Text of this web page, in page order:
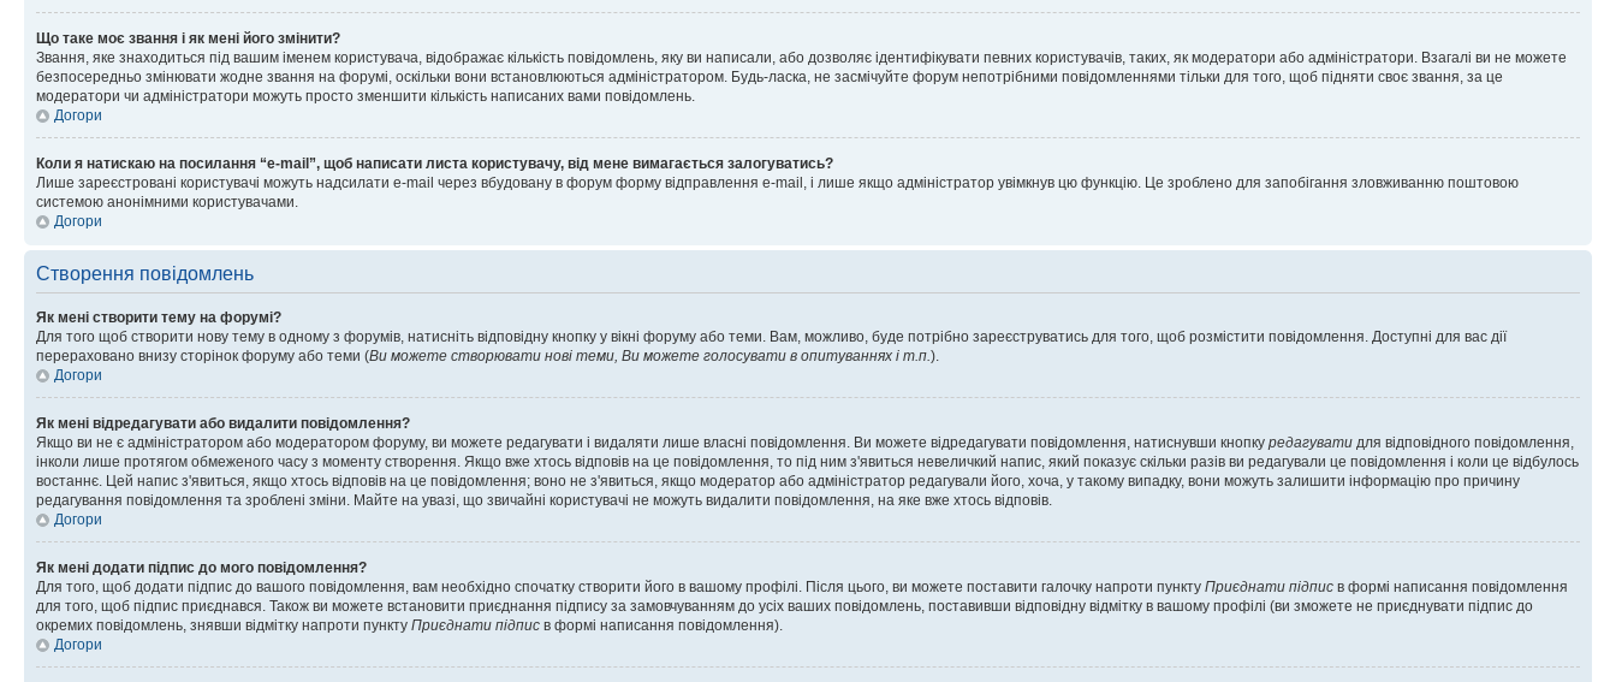
Що таке моє звання і як мені його змінити?
Звання, яке знаходиться під вашим іменем користувача, відображає кількість повідомлень, яку ви написали, або дозволяє ідентифікувати певних користувачів, таких, як модератори або адміністратори. Взагалі ви не можете
безпосередньо змінювати жодне звання на форумі, оскільки вони встановлюються адміністратором. Будь-ласка, не засмічуйте форум непотрібними повідомленнями тільки для того, щоб підняти своє звання, за це
модератори чи адміністратори можуть просто зменшити кількість написаних вами повідомлень.
Догори
Коли я натискаю на посилання “e-mail”, щоб написати листа користувачу, від мене вимагається залогуватись?
Лише зареєстровані користувачі можуть надсилати e-mail через вбудовану в форум форму відправлення e-mail, і лише якщо адміністратор увімкнув цю функцію. Це зроблено для запобігання зловживанню поштовою
системою анонімними користувачами.
Догори
Створення повідомлень
Як мені створити тему на форумі?
Для того щоб створити нову тему в одному з форумів, натисніть відповідну кнопку у вікні форуму або теми. Вам, можливо, буде потрібно зареєструватись для того, щоб розмістити повідомлення. Доступні для вас дії
перераховано внизу сторінок форуму або теми (Ви можете створювати нові теми, Ви можете голосувати в опитуваннях і т.п. ).
Догори
Як мені відредагувати або видалити повідомлення?
Якщо ви не є адміністратором або модератором форуму, ви можете редагувати і видаляти лише власні повідомлення. Ви можете відредагувати повідомлення, натиснувши кнопку редагувати для відповідного повідомлення,
інколи лише протягом обмеженого часу з моменту створення. Якщо вже хтось відповів на це повідомлення, то під ним з'явиться невеличкий напис, який показує скільки разів ви редагували це повідомлення і коли це відбулось
востаннє. Цей напис з'явиться, якщо хтось відповів на це повідомлення; воно не з'явиться, якщо модератор або адміністратор редагували його, хоча, у такому випадку, вони можуть залишити інформацію про причину
редагування повідомлення та зроблені зміни. Майте на увазі, що звичайні користувачі не можуть видалити повідомлення, на яке вже хтось відповів.
Догори
Як мені додати підпис до мого повідомлення?
Для того, щоб додати підпис до вашого повідомлення, вам необхідно спочатку створити його в вашому профілі. Після цього, ви можете поставити галочку напроти пункту Приєднати підпис в формі написання повідомлення
для того, щоб підпис приєднався. Також ви можете встановити приєднання підпису за замовчуванням до усіх ваших повідомлень, поставивши відповідну відмітку в вашому профілі (ви зможете не приєднувати підпис до
окремих повідомлень, знявши відмітку напроти пункту Приєднати підпис в формі написання повідомлення).
Догори